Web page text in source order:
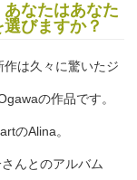
なたはあなた
びますか？
は久々に驚いたジ
の作品です。
のAlina。
んとのアルバム